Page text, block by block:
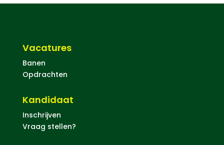
Vacatures
Banen
Opdrachten
Kandidaat
Inschrijven
Vraag stellen?